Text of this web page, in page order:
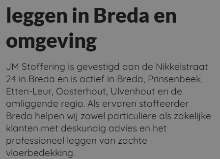
leggen in Breda en
omgeving
JM Stoffering is gevestigd aan de Nikkelstraat
24 in Breda en is actief in Breda, Prinsenbeek,
Etten-Leur, Oosterhout, Ulvenhout en de
omliggende regio. Als ervaren stoffeerder
Breda helpen wij zowel particuliere als zakelijke
klanten met deskundig advies en het
professioneel leggen van zachte
vloerbedekking.